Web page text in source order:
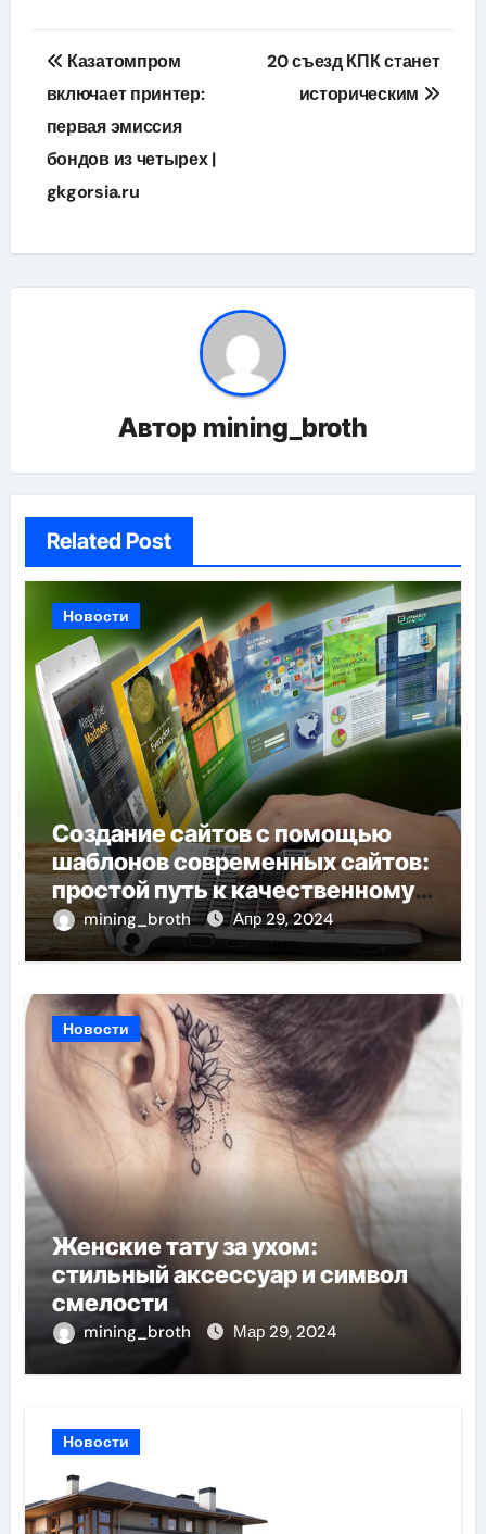
Навигация
по
записям
Казатомпром
включает принтер:
первая эмиссия
бондов из четырех |
gkgorsia.ru
20 съезд КПК станет
историческим
Автор mining_broth
Related Post
Новости
Создание сайтов с помощью
шаблонов современных сайтов:
простой путь к качественному
веб-присутствию
mining_broth Апр 29, 2024
Новости
Женские тату за ухом:
стильный аксессуар и символ
смелости
mining_broth Мар 29, 2024
Новости